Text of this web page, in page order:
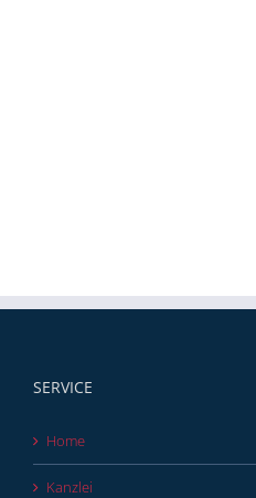
SERVICE
Home
Kanzlei